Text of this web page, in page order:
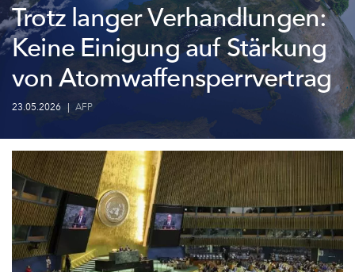
Trotz langer Verhandlungen:
Keine Einigung auf Stärkung
von Atomwaffensperrvertrag
23.05.2026 | AFP